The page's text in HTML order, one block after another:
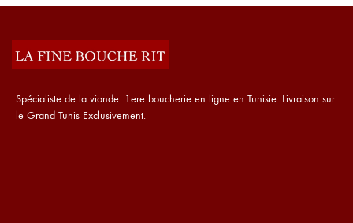
Spécialiste de la viande. 1ere boucherie en ligne en Tunisie. Livraison sur
le Grand Tunis Exclusivement.